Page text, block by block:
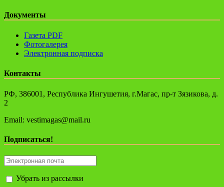
Документы
Газета PDF
Фотогалерея
Электронная подписка
Контакты
РФ, 386001, Республика Ингушетия, г.Магас, пр-т Зязикова, д.
2
Email: vestimagas@mail.ru
Подписаться!
Убрать из рассылки